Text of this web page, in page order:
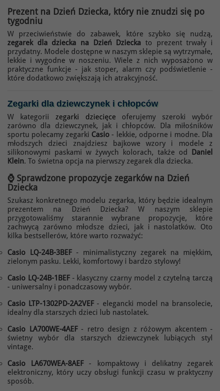
Prezent na Dzień Dziecka, który nie znudzi się po
tygodniu
W przeciwieństwie do zabawek, które szybko się nudzą,
zegarek dla dziecka na Dzień Dziecka to prezent trwały i
przydatny. Modele dostępne w naszym sklepie są wytrzymałe,
lekkie i wygodne w noszeniu. Wiele z nich wyposażono w
praktyczne funkcje - jak stoper, alarm czy podświetlenie -
które dodatkowo zwiększają ich atrakcyjność.
Zegarki dla dziewczynek i chłopców
W kategorii zegarki dziecięceoferujemy szeroki wybór
zarówno dla dziewczynek, jak i chłopców. Dla miłośników
sportu polecamy zegarki Casio - lekkie, odporne i modne. Dla
młodszych dzieci znajdziesz bajkowe wzory i modele z
silikonowymi paskami w żywych kolorach, także od
Daniel
Klein. To świetna opcja na pierwszy zegarek dla dziecka.
⌚ Sprawdzone propozycje zegarków na Dzień
Dziecka
Szukasz konkretnego modelu zegarka, który będzie idealnym
prezentem na Dzień Dziecka? W naszym sklepie
przygotowaliśmy starannie wybrane propozycje, które
zachwycą zarówno młodsze dzieci, jak i nastolatków. Oto
kilka bestsellerów, które warto rozważyć:
Casio LQ-24B-3BEF- minimalistyczny zegarek na miękkim,
zielonym pasku. Lekki, komfortowy i bardzo stylowy!
Casio LQ-24B-1BEF- klasyczny czarny model z czytelną tarczą
- uniwersalny i ponadczasowy wybór.
Casio LTP-1302PD-2A2VEF- elegancki model na bransolecie,
idealny dla starszych dzieci lub nastolatek.
Casio LA700WE-4AEF- retro design z różowym akcentem -
świetny wybór dla starszych dziewczynek lubiących styl
vintage.
Casio LA670WEA-8AEF- kompaktowy i delikatny zegarek
elektroniczny, który uczy obsługi funkcji czasu w praktyczny
sposób.